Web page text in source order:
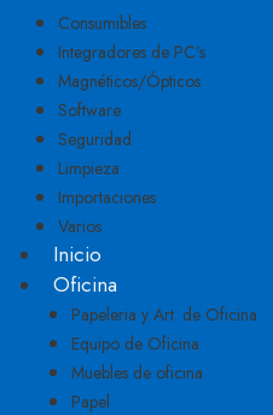
Consumibles
Integradores de PC’s
Magnéticos/Ópticos
Software
Seguridad
Limpieza
Importaciones
Varios
Inicio
Oficina
Papeleria y Art. de Oficina
Equipo de Oficina
Muebles de oficina
Papel